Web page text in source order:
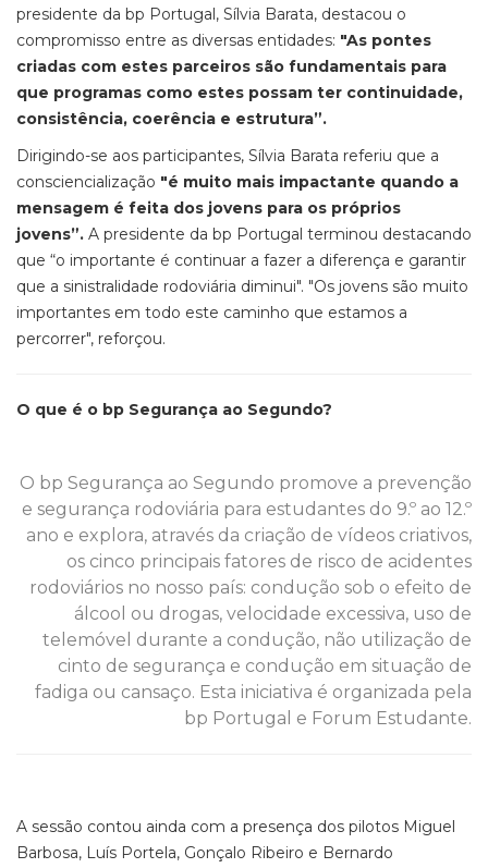
presidente da bp Portugal, Sílvia Barata, destacou o
compromisso entre as diversas entidades: "As pontes
criadas com estes parceiros são fundamentais para
que programas como estes possam ter continuidade,
consistência, coerência e estrutura”.
Dirigindo-se aos participantes, Sílvia Barata referiu que a
consciencialização "é muito mais impactante quando a
mensagem é feita dos jovens para os próprios
jovens”. A presidente da bp Portugal terminou destacando
que “o importante é continuar a fazer a diferença e garantir
que a sinistralidade rodoviária diminui". "Os jovens são muito
importantes em todo este caminho que estamos a
percorrer", reforçou.
O que é o bp Segurança ao Segundo?
O bp Segurança ao Segundo promove a prevenção
e segurança rodoviária para estudantes do 9.º ao 12.º
ano e explora, através da criação de vídeos criativos,
os cinco principais fatores de risco de acidentes
rodoviários no nosso país: condução sob o efeito de
álcool ou drogas, velocidade excessiva, uso de
telemóvel durante a condução, não utilização de
cinto de segurança e condução em situação de
fadiga ou cansaço. Esta iniciativa é organizada pela
bp Portugal e Forum Estudante.
A sessão contou ainda com a presença dos pilotos Miguel
Barbosa, Luís Portela, Gonçalo Ribeiro e Bernardo